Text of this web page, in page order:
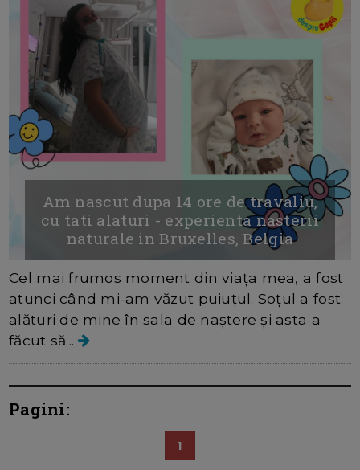
Am nascut dupa 14 ore de travaliu,
cu tati alaturi - experienta nasterii
naturale in Bruxelles, Belgia
Cel mai frumos moment din viața mea, a fost
atunci când mi-am văzut puiuțul. Soțul a fost
alături de mine în sala de naștere și asta a
făcut să...
Pagini:
1